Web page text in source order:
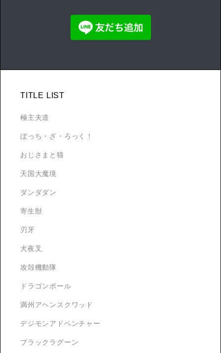
TITLE LIST
極主夫道
ぼっち・ざ・ろっく！
おじさまと猫
天国大魔境
ダンダダン
寄生獣
刃牙
犬夜叉
攻殻機動隊
ドラゴンボール
満州アヘンスクワッド
デジモンアドベンチャー
ブラックラグーン